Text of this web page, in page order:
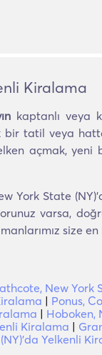
Kiralama
kaptanlı veya
tatil veya
açmak,
York State
varsa,
size
New York
| Ponus,
| Hoboken,
Kiralama |
Yelkenli